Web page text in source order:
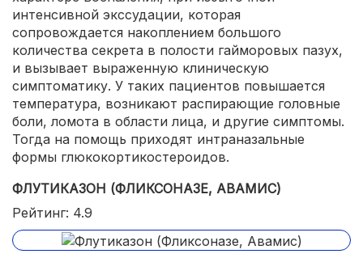
интенсивной экссудации, которая
сопровождается накоплением большого
количества секрета в полости гайморовых пазух,
и вызывает выраженную клиническую
симптоматику. У таких пациентов повышается
температура, возникают распирающие головные
боли, ломота в области лица, и другие симптомы.
Тогда на помощь приходят интраназальные
формы глюкокортикостероидов.
ФЛУТИКАЗОН (ФЛИКСОНАЗЕ, АВАМИС)
Рейтинг: 4.9